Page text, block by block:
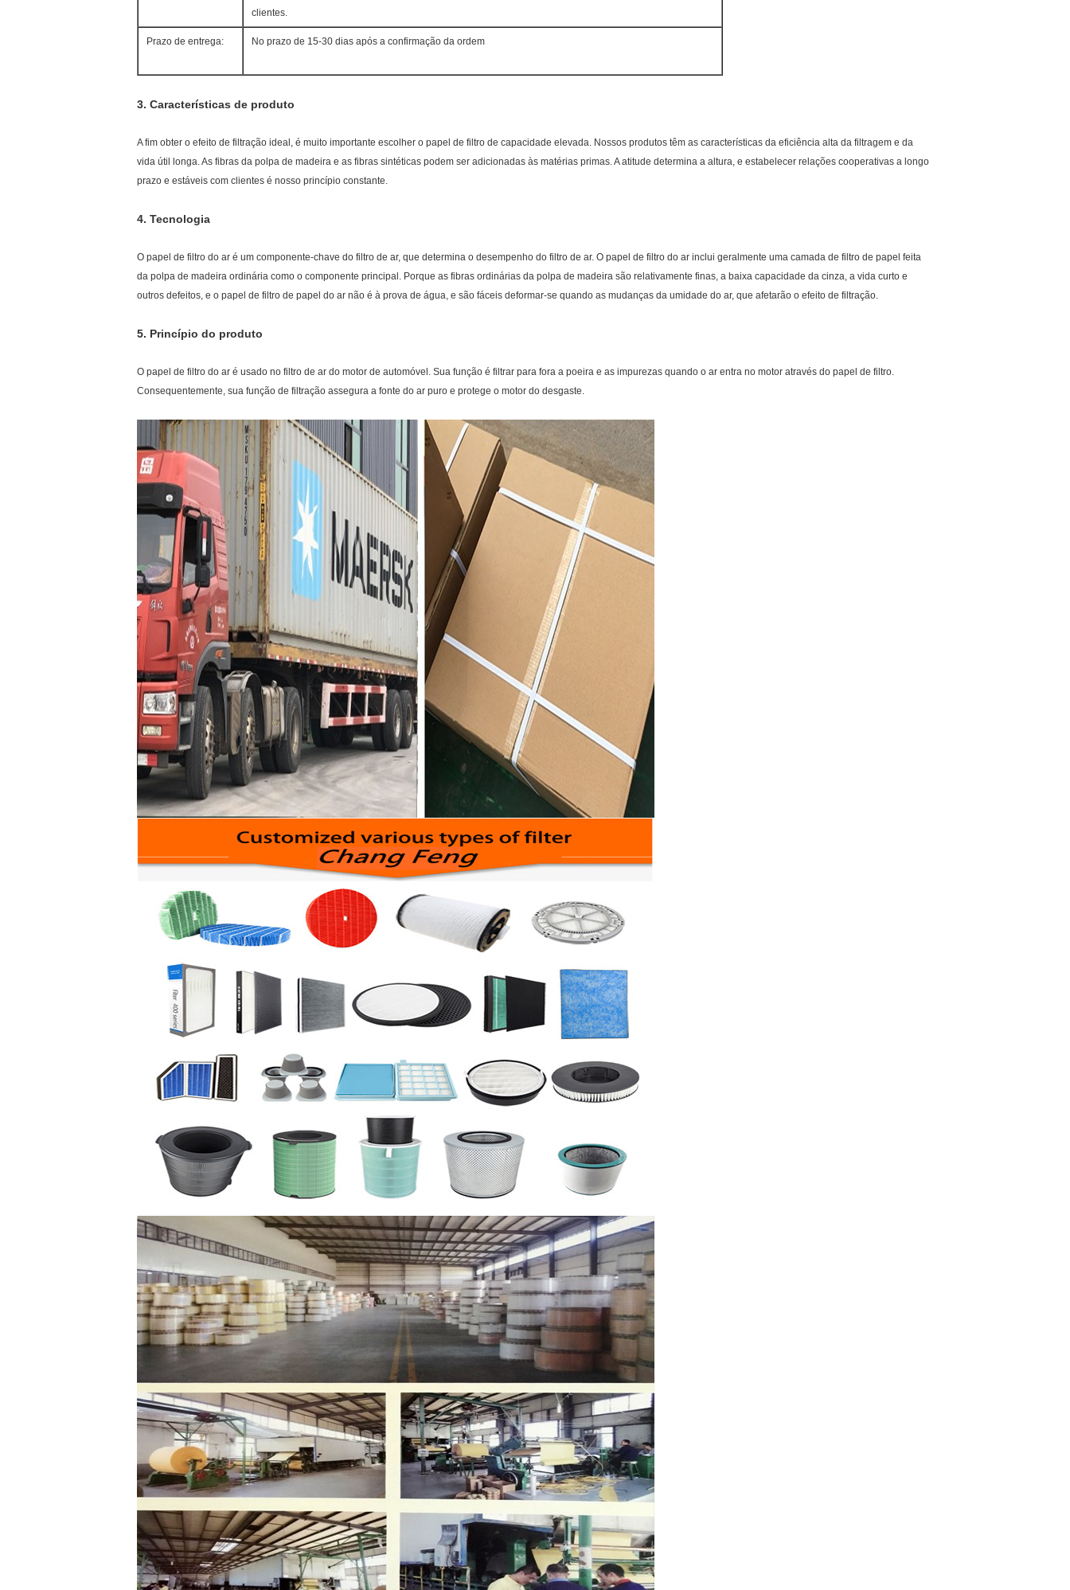
clientes.
Prazo de entrega: No prazo de 15-30 dias após a confirmação da ordem
3. Características de produto
A fim obter o efeito de filtração ideal, é muito importante escolher o papel de filtro de capacidade elevada. Nossos produtos têm as características da eficiência alta da filtragem e da
vida útil longa. As fibras da polpa de madeira e as fibras sintéticas podem ser adicionadas às matérias primas. A atitude determina a altura, e estabelecer relações cooperativas a longo
prazo e estáveis com clientes é nosso princípio constante.
4. Tecnologia
O papel de filtro do ar é um componente-chave do filtro de ar, que determina o desempenho do filtro de ar. O papel de filtro do ar inclui geralmente uma camada de filtro de papel feita
da polpa de madeira ordinária como o componente principal. Porque as fibras ordinárias da polpa de madeira são relativamente finas, a baixa capacidade da cinza, a vida curto e
outros defeitos, e o papel de filtro de papel do ar não é à prova de água, e são fáceis deformar-se quando as mudanças da umidade do ar, que afetarão o efeito de filtração.
5. Princípio do produto
O papel de filtro do ar é usado no filtro de ar do motor de automóvel. Sua função é filtrar para fora a poeira e as impurezas quando o ar entra no motor através do papel de filtro.
Consequentemente, sua função de filtração assegura a fonte do ar puro e protege o motor do desgaste.